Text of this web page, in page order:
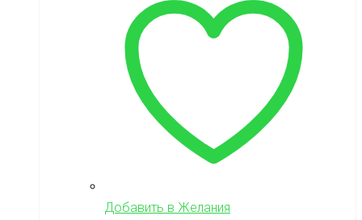
Добавить в Желания